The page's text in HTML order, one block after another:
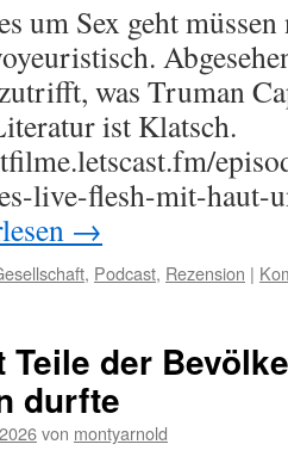
um Sex geht
was Truman
ist Klatsch.
live-flesh-mit-haut-
→
, Podcast, Rezension |
Teile der
durfte
von montyarnold